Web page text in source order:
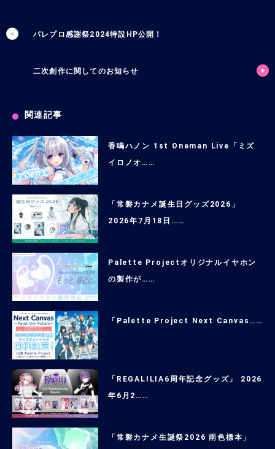
パレプロ感謝祭2024特設HP公開！
二次創作に関してのお知らせ
関連記事
香鳴ハノン 1st Oneman Live「ミズ
イロノオ……
「常磐カナメ誕生日グッズ2026」
2026年7月18日……
Palette Projectオリジナルイヤホン
の製作が……
「Palette Project Next Canvas……
「REGALILIA6周年記念グッズ」 2026
年6月2……
「常磐カナメ生誕祭2026 雨色標本」